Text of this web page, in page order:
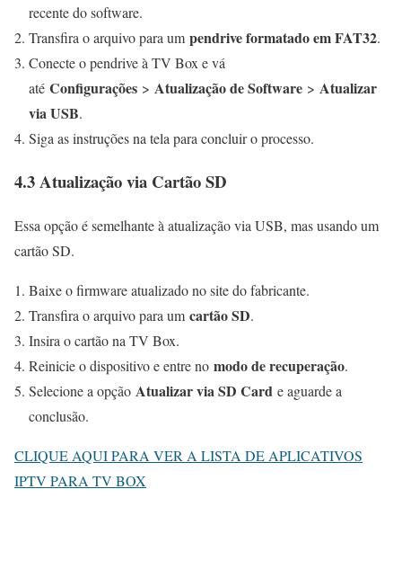
recente do software.
Transfira o arquivo para um pendrive formatado em FAT32.
Conecte o pendrive à TV Box e vá
até Configurações > Atualização de Software > Atualizar
via USB.
Siga as instruções na tela para concluir o processo.
4.3 Atualização via Cartão SD
Essa opção é semelhante à atualização via USB, mas usando um
cartão SD.
Baixe o firmware atualizado no site do fabricante.
Transfira o arquivo para um cartão SD.
Insira o cartão na TV Box.
Reinicie o dispositivo e entre no modo de recuperação.
Selecione a opção Atualizar via SD Card e aguarde a
conclusão.
CLIQUE AQUI PARA VER A LISTA DE APLICATIVOS
IPTV PARA TV BOX